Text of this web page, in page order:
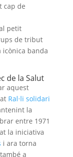
cap de
petit
de tribut
banda
de la Salut
aquest
Ral·li solidari
la
entre 1971
la iniciativa
i ara torna
a